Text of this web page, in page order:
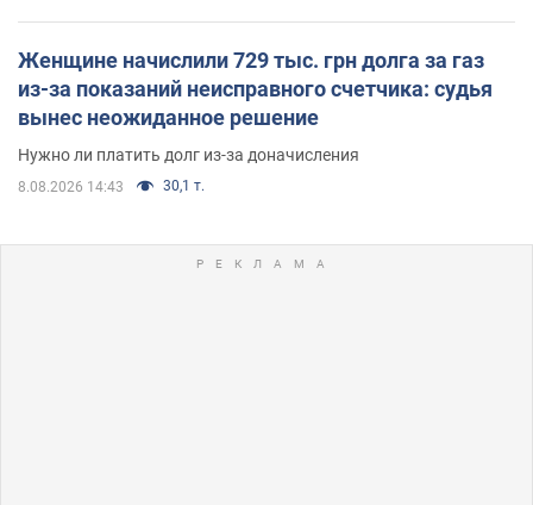
Женщине начислили 729 тыс. грн долга за газ
из-за показаний неисправного счетчика: судья
вынес неожиданное решение
Нужно ли платить долг из-за доначисления
8.08.2026 14:43 30,1 т.